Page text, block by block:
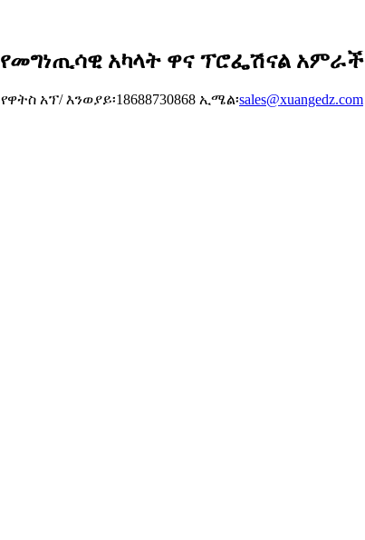
የመግነጢሳዊ አካላት ዋና ፕሮፌሽናል አምራች
የዋትስ አፕ/ እንወያይ፡18688730868 ኢሜል፡sales@xuangedz.com